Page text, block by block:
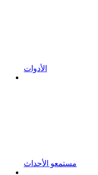
الأدوات
مستمعو الأحداث